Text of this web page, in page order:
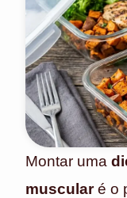
Montar uma
muscularé o